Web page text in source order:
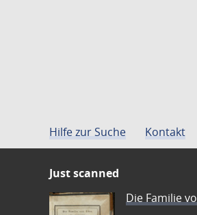
Hilfe zur Suche Kontakt
Just scanned
Die Familie